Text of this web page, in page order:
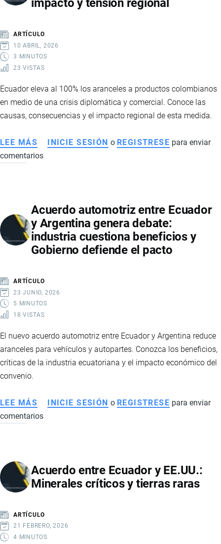
BUSCANDO
ALIANZA
ESTRATÉGICA
CON
COOPERACIÓN
MINERALES
impacto y tensión regional
ARTÍCULO
10 ABRIL, 2026
3 MINUTOS
23 VISTAS
Ecuador eleva al 100% los aranceles a productos colombianos
en medio de una crisis diplomática y comercial. Conoce las
causas, consecuencias y el impacto regional de esta medida.
LEE MÁS SOBRE
ECUADOR
LOS
ARANCELES
A
COLOMBIA:
Y
TENSIÓN
REGIONAL
INICIE SESIÓN o REGISTRESE para enviar
comentarios
Acuerdo automotriz entre Ecuador
y Argentina genera debate:
industria cuestiona beneficios y
Gobierno defiende el pacto
ARTÍCULO
23 JUNIO, 2026
5 MINUTOS
18 VISTAS
El nuevo acuerdo automotriz entre Ecuador y Argentina reduce
aranceles para vehículos y autopartes. Conozca los beneficios,
críticas de la industria ecuatoriana y el impacto económico del
convenio.
LEE MÁS SOBRE
ACUERDO
Y
ARGENTINA
INDUSTRIA
CUESTIONA
INICIE SESIÓN o REGISTRESE para enviar
comentarios
Acuerdo entre Ecuador y EE.UU.:
Minerales críticos y tierras raras
ARTÍCULO
21 FEBRERO, 2026
4 MINUTOS